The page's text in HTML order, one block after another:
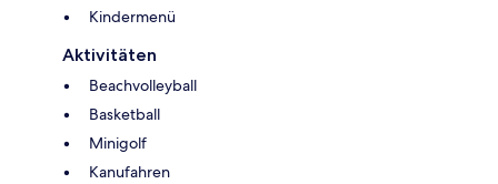
Kindermenü
Aktivitäten
Beachvolleyball
Basketball
Minigolf
Kanufahren